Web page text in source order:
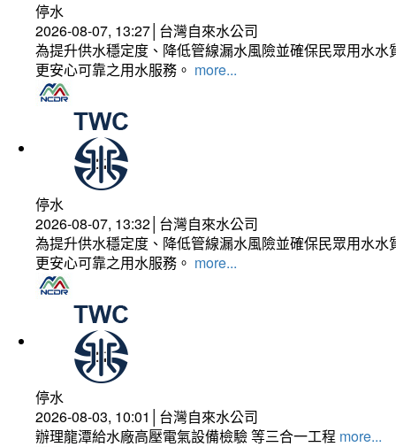
停水
2026-08-07, 13:27│台灣自來水公司
為提升供水穩定度、降低管線漏水風險並確保民眾用水
更安心可靠之用水服務。 more...
停水
2026-08-07, 13:32│台灣自來水公司
為提升供水穩定度、降低管線漏水風險並確保民眾用水
更安心可靠之用水服務。 more...
停水
2026-08-03, 10:01│台灣自來水公司
辦理龍潭給水廠高壓電氣設備檢驗 等三合一工程 more...